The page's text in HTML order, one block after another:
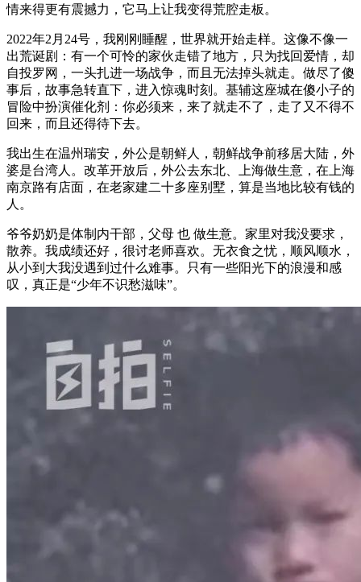
情来得更有震撼力，它马上让我变得荒腔走板。
2022年2月24号，我刚刚睡醒，世界就开始走样。这像不像一
出荒诞剧：有一个可怜的家伙走错了地方，只为找回爱情，却
自投罗网，一头扎进一场战争，而且无法掉头就走。做尽了傻
事后，故事急转直下，进入惊魂时刻。基辅这座城在傻小子的
冒险中扮演催化剂：你必须来，来了就走不了，走了又不得不
回来，而且还得待下去。
我出生在温州瑞安，外公是朝鲜人，朝鲜战争前移居大陆，外
婆是台湾人。改革开放后，外公去东北、上海做生意，在上海
南京路有店面，在老家建二十多座别墅，算是当地比较有钱的
人。
爷爷奶奶是体制内干部，父母 也 做生意。家里对我没要求，
散养。我成绩还好，很讨老师喜欢。无衣食之忧，顺风顺水，
从小到大我没遇到过什么难事。只有一些阳光下的浪漫和感
叹，真正是“少年不识愁滋味”。